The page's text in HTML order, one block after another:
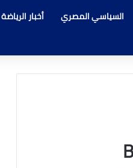
السياسي المصري أخبار الرياضة